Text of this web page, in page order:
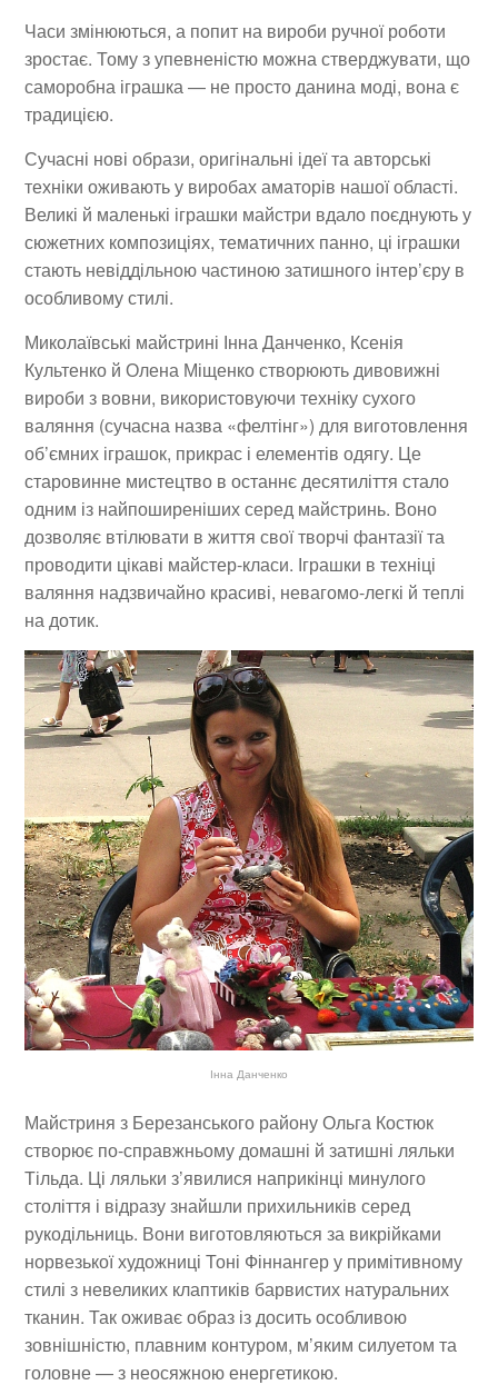
Часи змінюються, а попит на вироби ручної роботи
зростає. Тому з упевненістю можна стверджувати, що
саморобна іграшка — не просто данина моді, вона є
традицією.
Сучасні нові образи, оригінальні ідеї та авторські
техніки оживають у виробах аматорів нашої області.
Великі й маленькі іграшки майстри вдало поєднують у
сюжетних композиціях, тематичних панно, ці іграшки
стають невіддільною частиною затишного інтер’єру в
особливому стилі.
Миколаївські майстрині Інна Данченко, Ксенія
Культенко й Олена Міщенкостворюють дивовижні
вироби з вовни, використовуючи техніку сухого
валяння (сучасна назва «фелтінг») для виготовлення
об’ємних іграшок, прикрас і елементів одягу. Це
старовинне мистецтво в останнє десятиліття стало
одним із найпоширеніших серед майстринь. Воно
дозволяє втілювати в життя свої творчі фантазії та
проводити цікаві майстер-класи. Іграшки в техніці
валяння надзвичайно красиві, невагомо-легкі й теплі
на дотик.
Інна Данченко
Майстриня з Березанського районуОльга Костюк
створює по-справжньому домашні й затишні ляльки
Тільда. Ці ляльки з’явилися наприкінці минулого
століття і відразу знайшли прихильників серед
рукодільниць. Вони виготовляються за викрійками
норвезької художниці Тоні Фіннангер у примітивному
стилі з невеликих клаптиків барвистих натуральних
тканин. Так оживає образ із досить особливою
зовнішністю, плавним контуром, м’яким силуетом та
головне — з неосяжною енергетикою.